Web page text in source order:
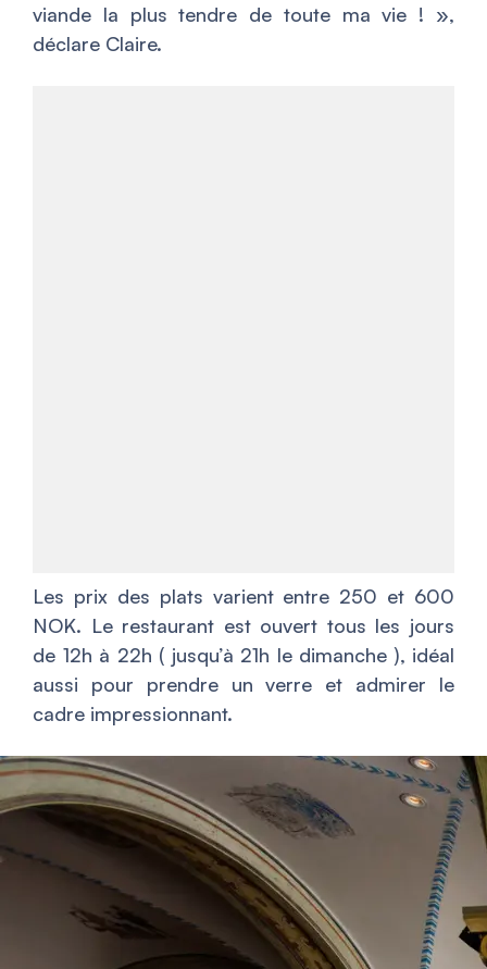
viande la plus tendre de toute ma vie ! »,
déclare Claire.
Les prix des plats varient entre 250 et 600
NOK. Le restaurant est ouvert tous les jours
de 12h à 22h ( jusqu’à 21h le dimanche ), idéal
aussi pour prendre un verre et admirer le
cadre impressionnant.